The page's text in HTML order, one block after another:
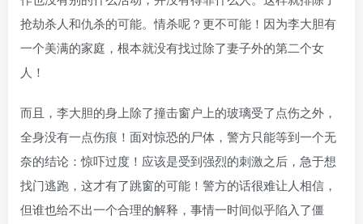
抢劫杀人和仇杀的可能。情杀呢？更不可能！因为李大胆有
一个美满的家庭，根本就没有找过除了妻子外的第二个女
人！
而且，李大胆的身上除了撞击窗户上的玻璃受了点伤之外，
全身没有一点伤痕！面对惊恐的尸体，警方只能等到一个无
奈的结论：惊吓过度！应该是受到强烈的刺激之后，急于想
找门逃跑，这才有了跳窗的可能！警方的话很难让人相信，
但谁也给不出一个合理的解释，事情一时间似乎陷入了僵